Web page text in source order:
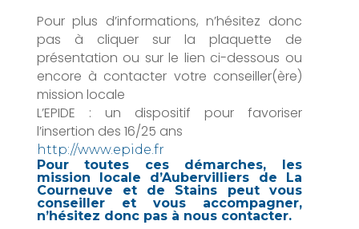
Pour plus d’informations, n’hésitez donc
pas à cliquer sur la plaquette de
présentation ou sur le lien ci-dessous ou
encore à contacter votre conseiller(ère)
mission locale
L’EPIDE : un dispositif pour favoriser
l’insertion des 16/25 ans
http://www.epide.fr
Pour toutes ces démarches, les
mission locale d’Aubervilliers de La
Courneuve et de Stains peut vous
conseiller et vous accompagner,
n’hésitez donc pas à nous contacter.